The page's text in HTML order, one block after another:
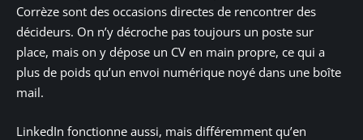
Corrèze sont des occasions directes de rencontrer des
décideurs. On n’y décroche pas toujours un poste sur
place, mais on y dépose un CV en main propre, ce qui a
plus de poids qu’un envoi numérique noyé dans une boîte
mail.
LinkedIn fonctionne aussi, mais différemment qu’en